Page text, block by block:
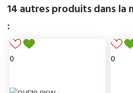
14 autres produits dans la
:
0 0